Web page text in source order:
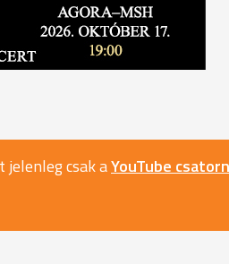
csak aYouTube